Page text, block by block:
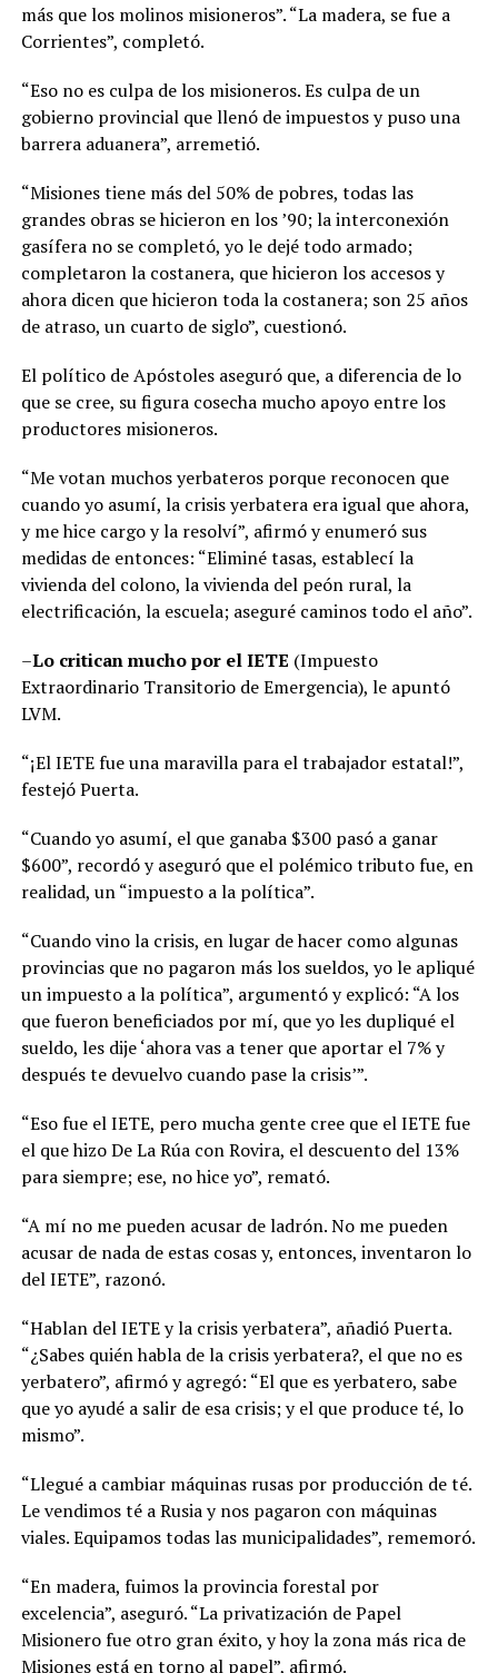
más que los molinos misioneros”. “La madera, se fue a
Corrientes”, completó.
“Eso no es culpa de los misioneros. Es culpa de un
gobierno provincial que llenó de impuestos y puso una
barrera aduanera”, arremetió.
“Misiones tiene más del 50% de pobres, todas las
grandes obras se hicieron en los ’90; la interconexión
gasífera no se completó, yo le dejé todo armado;
completaron la costanera, que hicieron los accesos y
ahora dicen que hicieron toda la costanera; son 25 años
de atraso, un cuarto de siglo”, cuestionó.
El político de Apóstoles aseguró que, a diferencia de lo
que se cree, su figura cosecha mucho apoyo entre los
productores misioneros.
“Me votan muchos yerbateros porque reconocen que
cuando yo asumí, la crisis yerbatera era igual que ahora,
y me hice cargo y la resolví”, afirmó y enumeró sus
medidas de entonces: “Eliminé tasas, establecí la
vivienda del colono, la vivienda del peón rural, la
electrificación, la escuela; aseguré caminos todo el año”.
–Lo critican mucho por el IETE (Impuesto
Extraordinario Transitorio de Emergencia), le apuntó
LVM.
“¡El IETE fue una maravilla para el trabajador estatal!”,
festejó Puerta.
“Cuando yo asumí, el que ganaba $300 pasó a ganar
$600”, recordó y aseguró que el polémico tributo fue, en
realidad, un “impuesto a la política”.
“Cuando vino la crisis, en lugar de hacer como algunas
provincias que no pagaron más los sueldos, yo le apliqué
un impuesto a la política”, argumentó y explicó: “A los
que fueron beneficiados por mí, que yo les dupliqué el
sueldo, les dije ‘ahora vas a tener que aportar el 7% y
después te devuelvo cuando pase la crisis’”.
“Eso fue el IETE, pero mucha gente cree que el IETE fue
el que hizo De La Rúa con Rovira, el descuento del 13%
para siempre; ese, no hice yo”, remató.
“A mí no me pueden acusar de ladrón. No me pueden
acusar de nada de estas cosas y, entonces, inventaron lo
del IETE”, razonó.
“Hablan del IETE y la crisis yerbatera”, añadió Puerta.
“¿Sabes quién habla de la crisis yerbatera?, el que no es
yerbatero”, afirmó y agregó: “El que es yerbatero, sabe
que yo ayudé a salir de esa crisis; y el que produce té, lo
mismo”.
“Llegué a cambiar máquinas rusas por producción de té.
Le vendimos té a Rusia y nos pagaron con máquinas
viales. Equipamos todas las municipalidades”, rememoró.
“En madera, fuimos la provincia forestal por
excelencia”, aseguró. “La privatización de Papel
Misionero fue otro gran éxito, y hoy la zona más rica de
Misiones está en torno al papel”, afirmó.